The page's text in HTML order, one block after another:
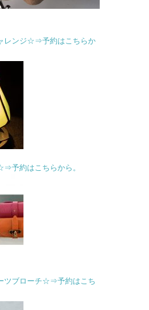
レンジ☆⇒予約はこちらか
予約はこちらから。
ツブローチ☆⇒予約はこち